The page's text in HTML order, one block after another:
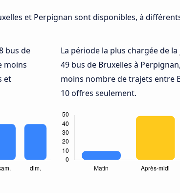
et Perpignan sont disponibles, à
bus de
moins
et
La période la plus chargée de
49 bus de Bruxelles à
moins nombre de trajets entre
10 offres seulement.